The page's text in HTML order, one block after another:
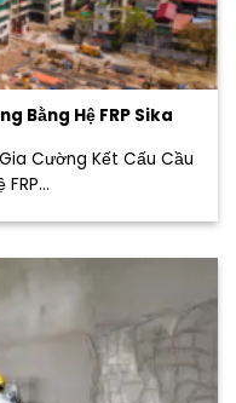
Bằng Hệ FRP Sika
Gia Cường Kết Cấu Cầu